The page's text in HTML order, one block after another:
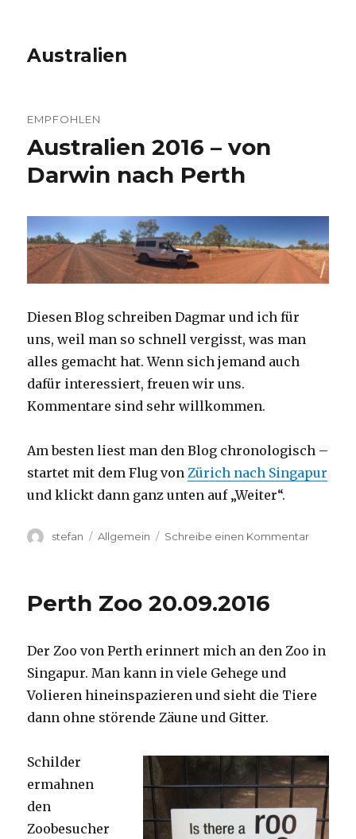
Australien
EMPFOHLEN
Australien 2016 – von
Darwin nach Perth
Diesen Blog schreiben Dagmar und ich für
uns, weil man so schnell vergisst, was man
alles gemacht hat. Wenn sich jemand auch
dafür interessiert, freuen wir uns.
Kommentare sind sehr willkommen.
Am besten liest man den Blog chronologisch –
startet mit dem Flug vonZürich nach Singapur
und klickt dann ganz unten auf „Weiter“.
Autor
stefan Kategorien
Allgemein Schreibe einen Kommentarzu
Perth
Perth Zoo 20.09.2016
Der Zoo von Perth erinnert mich an den Zoo in
Singapur. Man kann in viele Gehege und
Volieren hineinspazieren und sieht die Tiere
dann ohne störende Zäune und Gitter.
Schilder
ermahnen
den
Zoobesucher